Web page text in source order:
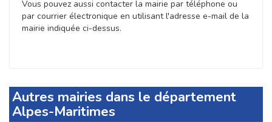
Vous pouvez aussi contacter la mairie par téléphone ou
par courrier électronique en utilisant l'adresse e-mail de la
mairie indiquée ci-dessus.
Autres mairies dans le département
Alpes-Maritimes